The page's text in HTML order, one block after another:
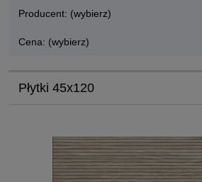
Producent: (wybierz)
Cena: (wybierz)
Płytki 45x120